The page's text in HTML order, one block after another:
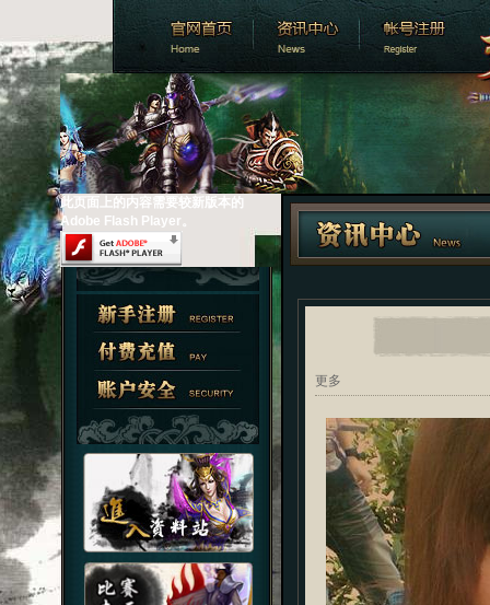
此页面上的内容需要较新版本的
Adobe Flash Player。
更多